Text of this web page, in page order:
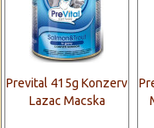
Prevital 415g Konzerv
Lazac Macska